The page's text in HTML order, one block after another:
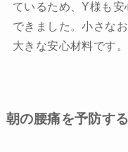
ているため、Y様も
できました。小さな
大きな安心材料です。
朝の腰痛を予防す